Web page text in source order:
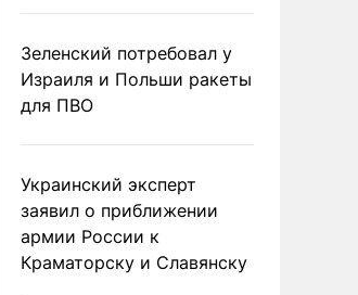
Зеленский потребовал у
Израиля и Польши ракеты
для ПВО
Украинский эксперт
заявил о приближении
армии России к
Краматорску и Славянску